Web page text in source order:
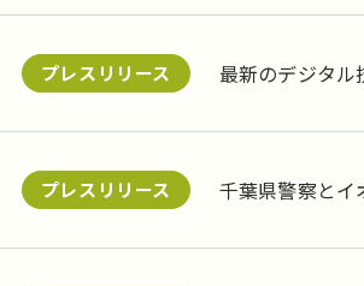
プレスリリース
最新のデジタル
プレスリリース 千葉県警察とイ